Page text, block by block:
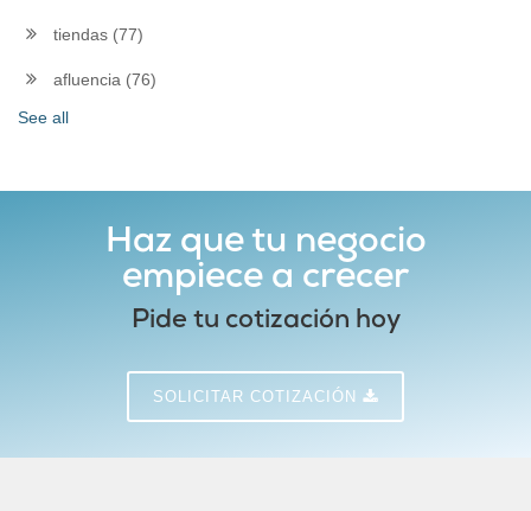
tiendas (77)
afluencia (76)
See all
Haz que tu negocio
empiece a crecer
Pide tu cotización hoy
SOLICITAR COTIZACIÓN